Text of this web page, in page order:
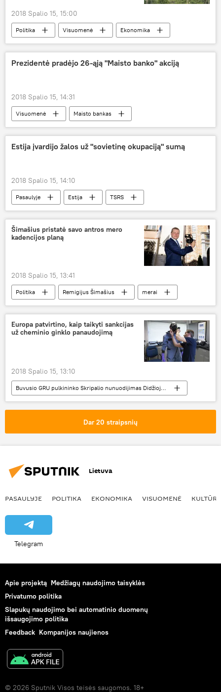
2018 Spalio 15, 15:00
Politika Visuomenė Ekonomika
Prezidentė pradėjo 26-ąją "Maisto banko" akciją
2018 Spalio 15, 14:31
Visuomenė
Maisto bankas
Dalia Grybauskaitė
Estija įvardijo žalos už "sovietinę okupaciją" sumą
2018 Spalio 15, 14:10
Pasaulyje Estija
TSRS
istorija
Šimašius pristatė savo antros mero
kadencijos planą
2018 Spalio 15, 13:41
Politika Remigijus Šimašius
merai
Vilnius
Viktoras Uspaskichas
Europa patvirtino, kaip taikyti sankcijas
už cheminio ginklo panaudojimą
2018 Spalio 15, 13:10
Buvusio GRU pulkininko Skripalio nunuodijimas Didžiojoje Britanijoje
Pasaulyje
sankcijos
Dar 20 straipsnių
Lietuva
PASAULYJE POLITIKA EKONOMIKA VISUOMENĖ KULTŪRA
Telegram
Apie projektą Medžiagų naudojimo taisyklės
Privatumo politika
Slapukų naudojimo bei automatinio duomenų
išsaugojimo politika
Feedback Kompanijos naujienos
© 2026 Sputnik Visos teisės saugomos. 18+